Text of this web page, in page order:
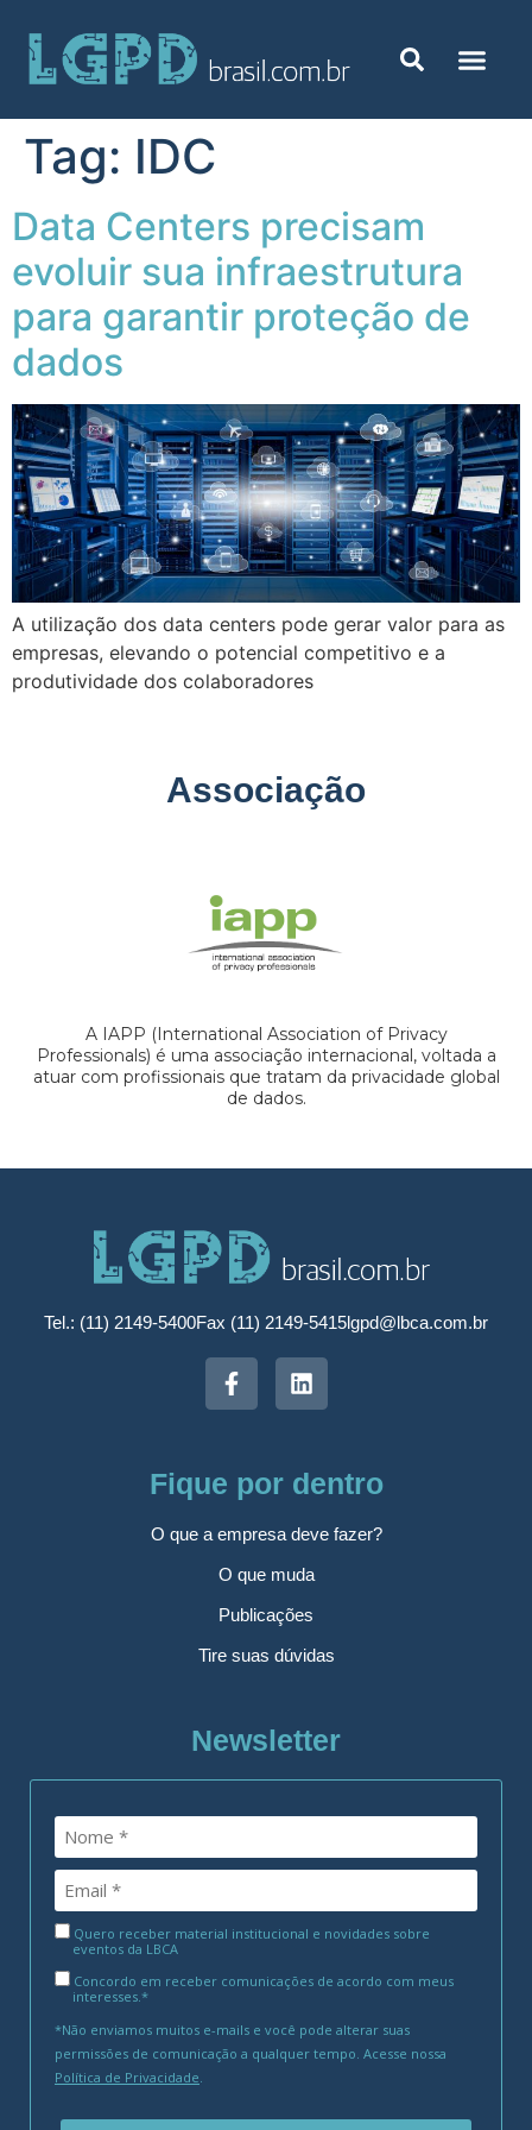
Tag: IDC
Data Centers precisam
evoluir sua infraestrutura
para garantir proteção de
dados
A utilização dos data centers pode gerar valor para as
empresas, elevando o potencial competitivo e a
produtividade dos colaboradores
Associação
A IAPP (International Association of Privacy
Professionals) é uma associação internacional, voltada a
atuar com profissionais que tratam da privacidade global
de dados.
Tel.: (11) 2149-5400Fax (11) 2149-5415lgpd@lbca.com.br
Fique por dentro
O que a empresa deve fazer?
O que muda
Publicações
Tire suas dúvidas
Newsletter
Quero receber material institucional e novidades sobre
eventos da LBCA
Concordo em receber comunicações de acordo com meus
interesses.*
*Não enviamos muitos e-mails e você pode alterar suas
permissões de comunicação a qualquer tempo. Acesse nossa
Política de Privacidade.